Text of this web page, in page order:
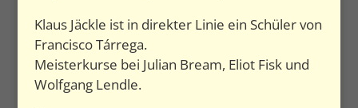
Klaus Jäckle ist in direkter Linie ein Schüler von
Francisco Tárrega.
Meisterkurse bei Julian Bream, Eliot Fisk und
Wolfgang Lendle.